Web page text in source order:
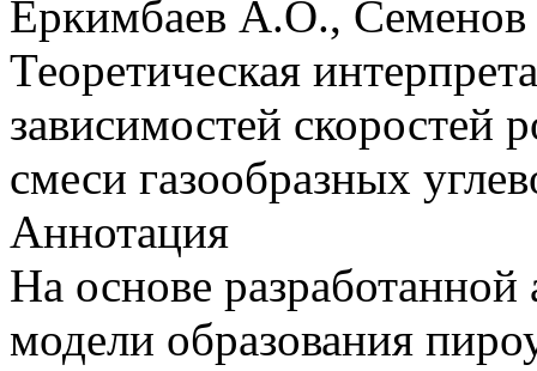
Еркимбаев А.О.,
Теоретическая
зависимостей скоростей
смеси газообразных
Аннотация
На основе разработанной
модели образования